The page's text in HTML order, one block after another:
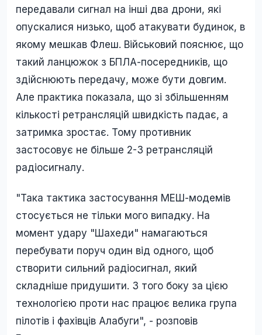
передавали сигнал на інші два дрони, які
опускалися низько, щоб атакувати будинок, в
якому мешкав Флеш. Військовий пояснює, що
такий ланцюжок з БПЛА-посередників, що
здійснюють передачу, може бути довгим.
Але практика показала, що зі збільшенням
кількості ретрансляцій швидкість падає, а
затримка зростає. Тому противник
застосовує не більше 2-3 ретрансляцій
радіосигналу.
"Така тактика застосування МЕШ-модемів
стосується не тільки мого випадку. На
момент удару "Шахеди" намагаються
перебувати поруч один від одного, щоб
створити сильний радіосигнал, який
складніше придушити. З того боку за цією
технологією проти нас працює велика група
пілотів і фахівців Алабуги", - розповів